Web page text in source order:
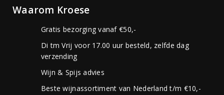
Waarom Kroese
Gratis bezorging vanaf €50,-
Di tm Vrij voor 17.00 uur besteld, zelfde dag
verzending
Wijn & Spijs advies
Beste wijnassortiment van Nederland t/m €10,-